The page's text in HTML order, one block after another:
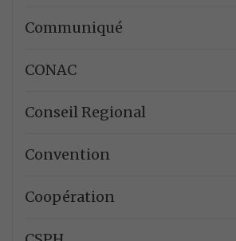
Communiqué
CONAC
Conseil Regional
Convention
Coopération